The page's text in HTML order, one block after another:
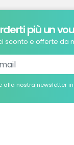
più un
sconto e offerte da
alla nostra newsletter